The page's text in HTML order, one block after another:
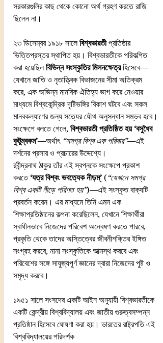
সরকারগুলির কাছ থেকে কোনো অর্থ গ্রহণ করতে রাজি
ছিলেন না।
২৩ ডিসেম্বর ১৯১৮ সালে বিশ্বভারতী প্রতিষ্ঠার
ভিত্তিপ্রস্তর স্থাপিত হয়। বিশ্বভারতীকে পরিকল্পিত
করা হয়েছিল বিভিন্ন সংস্কৃতির মিলনক্ষেত্র হিসেবে—
যেখানে জাতি ও নৃতাত্ত্বিক বিভাজনের সীমা অতিক্রম
করে, এক অভিন্ন মানবিক ঐতিহ্য ভাগ করে নেওয়ার
মাধ্যমে বিশ্বকেন্দ্রিক দৃষ্টিভঙ্গির বিকাশ ঘটবে এবং সকল
মানবকল্যাণের জন্য সত্যের যৌথ অনুসন্ধান সম্ভব হবে।
সংক্ষেপে বলতে গেলে, বিশ্বভারতী প্রতিষ্ঠিত হয় ‘বসুধৈব
কুটুম্বকম’—অর্থাৎ “সমগ্র বিশ্ব এক পরিবার”—এই
দর্শনের প্রসার ও প্রচারের উদ্দেশ্যে।
রবীন্দ্রনাথ ঠাকুর তাঁর এই স্বপ্নকে সংক্ষেপে প্রকাশ
করতে ‘যত্র বিশ্বং ভবত্যেক নীড়ম্’ ( “যেখানে সমগ্র
বিশ্ব একটি নীড়ে পরিণত হয়”)—এই সংস্কৃত বাক্যটি
প্রবর্তন করেন। এর মাধ্যমে তিনি এমন এক
শিক্ষাপ্রতিষ্ঠানের কল্পনা করেছিলেন, যেখানে শিক্ষার্থীরা
স্বাধীনভাবে নিজেদের পরিবেশ অন্বেষণ করতে পারবে,
প্রকৃতি থেকে তাদের অস্তিত্বের জীবনীশক্তির ইঙ্গিত
সংগ্রহ করবে, নানা সংস্কৃতিকে আত্মস্থ করবে এবং
পরিবেশের সঙ্গে সাযুজ্যপূর্ণ জ্ঞানের দ্বারা নিজেদের পুষ্ট ও
সমৃদ্ধ করবে।
১৯৫১ সালে সংসদের একটি আইন অনুযায়ী বিশ্বভারতীকে
একটি কেন্দ্রীয় বিশ্ববিদ্যালয় এবং জাতীয় গুরুত্বসম্পন্ন
প্রতিষ্ঠান হিসেবে ঘোষণা করা হয়। ভারতের রাষ্ট্রপতি এই
বিশ্ববিদ্যালয়ের পরিদর্শক